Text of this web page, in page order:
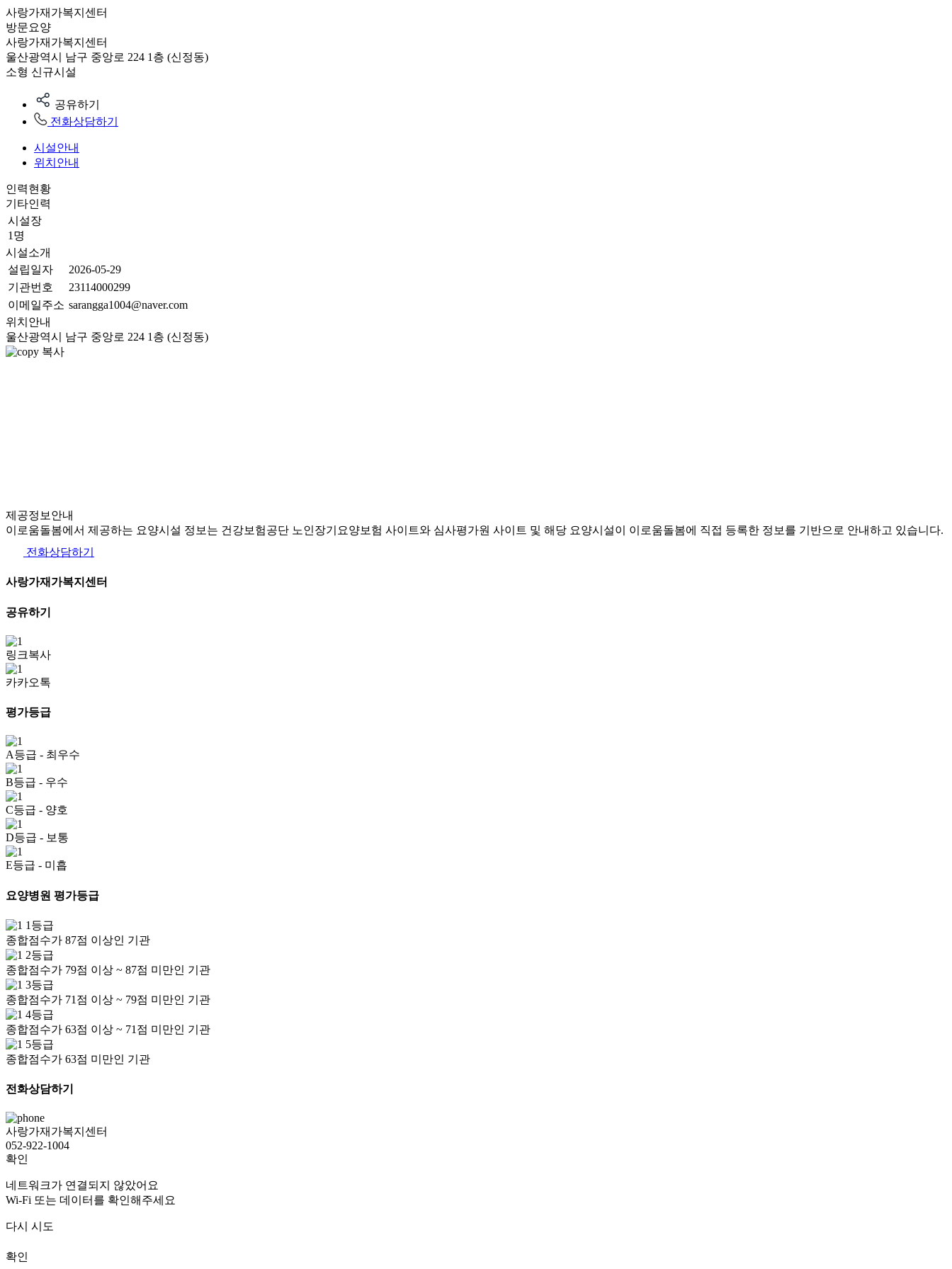
사랑가재가복지센터
방문요양
사랑가재가복지센터
울산광역시 남구 중앙로 224 1층 (신정동)
소형 신규시설
공유하기
전화상담하기
시설안내
위치안내
인력현황
기타인력
시설장
1명
시설소개
설립일자
2026-05-29
기관번호
23114000299
이메일주소 sarangga1004@naver.com
위치안내
울산광역시 남구 중앙로 224 1층 (신정동)
복사
제공정보안내
이로움돌봄에서 제공하는 요양시설 정보는 건강보험공단 노인장기요양보험 사이트와 심사평가원 사이트 및 해당 요양시설이 이로움돌봄에 직접 등록한 정보를 기반으로 안내하고 있습니다.
전화상담하기
사랑가재가복지센터
공유하기
링크복사
카카오톡
평가등급
A등급 - 최우수
B등급 - 우수
C등급 - 양호
D등급 - 보통
E등급 - 미흡
요양병원 평가등급
1등급
종합점수가 87점 이상인 기관
2등급
종합점수가 79점 이상 ~ 87점 미만인 기관
3등급
종합점수가 71점 이상 ~ 79점 미만인 기관
4등급
종합점수가 63점 이상 ~ 71점 미만인 기관
5등급
종합점수가 63점 미만인 기관
전화상담하기
사랑가재가복지센터
052-922-1004
확인
네트워크가 연결되지 않았어요
Wi-Fi 또는 데이터를 확인해주세요
다시 시도
확인